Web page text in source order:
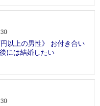
円以上の男性》 お付き合い
には結婚したい